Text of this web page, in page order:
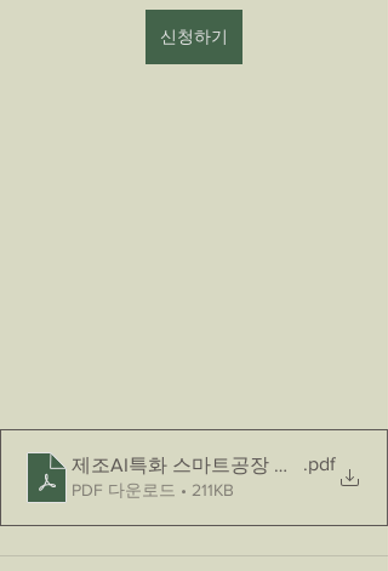
신청하기
제조AI특화 스마트공장 사업 신청서
.pdf
PDF 다운로드 • 211KB